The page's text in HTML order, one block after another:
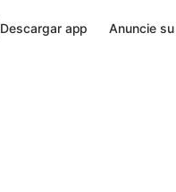
Descargar app Anuncie